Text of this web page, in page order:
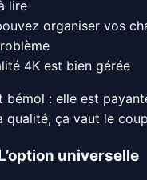
lire
organiser vos
4K est bien gérée
bémol : elle est
qualité, ça vaut le
universelle